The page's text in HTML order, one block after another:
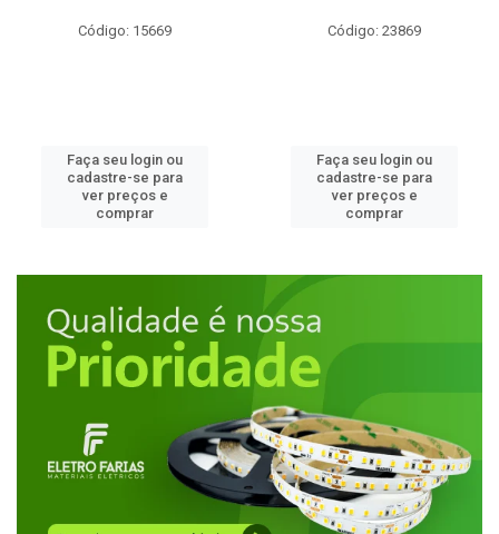
Código: 15669
Faça seu login ou
cadastre-se para
ver preços e
comprar
Código: 23869
Faça seu login ou
cadastre-se para
ver preços e
comprar